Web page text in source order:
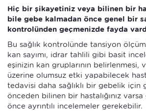
Hiç bir şikayetiniz veya bilinen bir
bile gebe kalmadan önce genel bir
kontrolünden geçmenizde fayda
Bu sağlık kontrolünde tansiyon
kan sayımı, idrar tahlili gibi basit
eşinizin kan gruplarının belirlenmesi,
üzerine olumsuz etki yapabilecek
tedavisi daha sağlıklı bir gebelik için
önceden bilinen bir hastalığınız
önce ayrıntılı incelemeler gerekebilir.